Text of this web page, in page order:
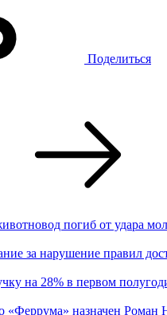
Поделиться
погиб от удара
за нарушение правил
на 28% в первом
«Феррума» назначен Роман